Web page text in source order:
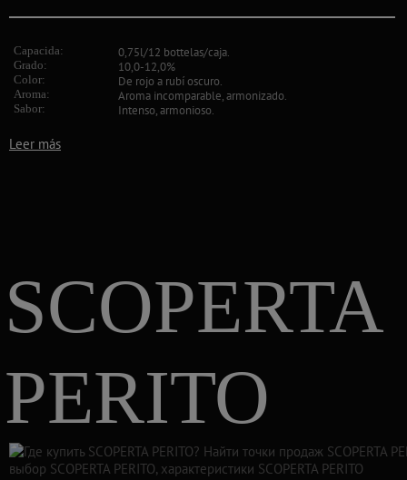
Capacida: 0,75l/12 bottelas/caja.
Grado: 10,0-12,0%
Color: De rojo a rubí oscuro.
Aroma: Aroma incomparable, armonizado.
Sabor: Intenso, armonioso.
Leer más
SCOPERTA
PERITO